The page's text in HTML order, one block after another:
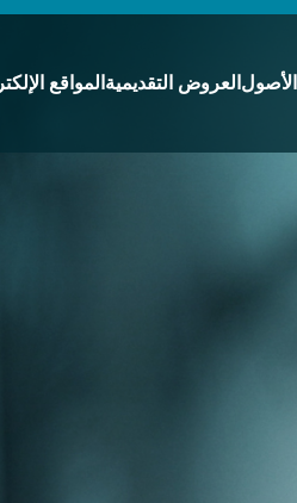
المواقع العروض التقديمية الأصول